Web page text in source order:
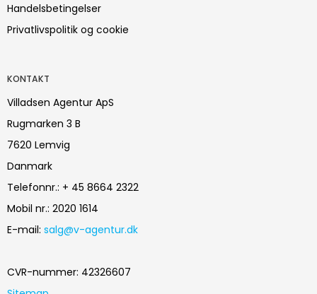
Handelsbetingelser
Privatlivspolitik og cookie
KONTAKT
Villadsen Agentur ApS
Rugmarken 3 B
7620 Lemvig
Danmark
Telefonnr.: + 45 8664 2322
Mobil nr.: 2020 1614
E-mail: salg@v-agentur.dk
CVR-nummer: 42326607